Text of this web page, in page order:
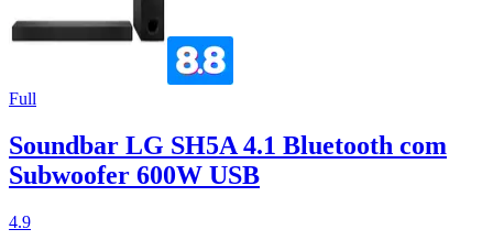
Full
Soundbar LG SH5A 4.1 Bluetooth com
Subwoofer 600W USB
4.9